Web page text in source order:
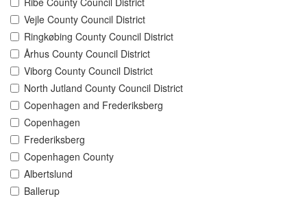
Vejle County Council District
Ringkøbing County Council District
Århus County Council District
Viborg County Council District
North Jutland County Council District
Copenhagen and Frederiksberg
Copenhagen
Frederiksberg
Copenhagen County
Albertslund
Ballerup